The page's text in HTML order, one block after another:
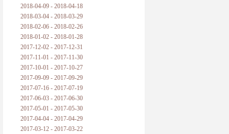
2018-04-09 - 2018-04-18
2018-03-04 - 2018-03-29
2018-02-06 - 2018-02-26
2018-01-02 - 2018-01-28
2017-12-02 - 2017-12-31
2017-11-01 - 2017-11-30
2017-10-01 - 2017-10-27
2017-09-09 - 2017-09-29
2017-07-16 - 2017-07-19
2017-06-03 - 2017-06-30
2017-05-01 - 2017-05-30
2017-04-04 - 2017-04-29
2017-03-12 - 2017-03-22